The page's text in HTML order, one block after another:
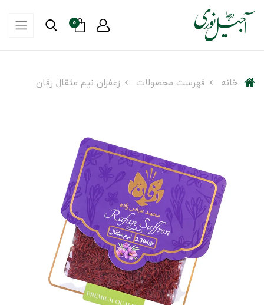
0
خانه فهرست محصولات زعفران نیم مثقال رفان